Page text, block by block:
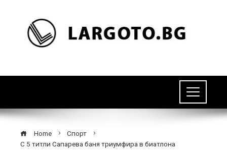
Home
Спорт
С 5 титли Сапарева баня триумфира в биатлона